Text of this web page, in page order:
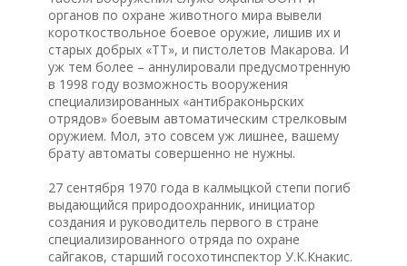
органов по охране животного мира вывели
короткоствольное боевое оружие, лишив их и
старых добрых «ТТ», и пистолетов Макарова. И
уж тем более – аннулировали предусмотренную
в 1998 году возможность вооружения
специализированных «антибраконьрских
отрядов» боевым автоматическим стрелковым
оружием. Мол, это совсем уж лишнее, вашему
брату автоматы совершенно не нужны.
27 сентября 1970 года в калмыцкой степи погиб
выдающийся природоохранник, инициатор
создания и руководитель первого в стране
специализированного отряда по охране
сайгаков, старший госохотинспектор У.К.Кнакис.